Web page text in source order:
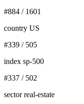
#884 / 1601
country US
#339 / 505
index sp-500
#337 / 502
sector real-estate